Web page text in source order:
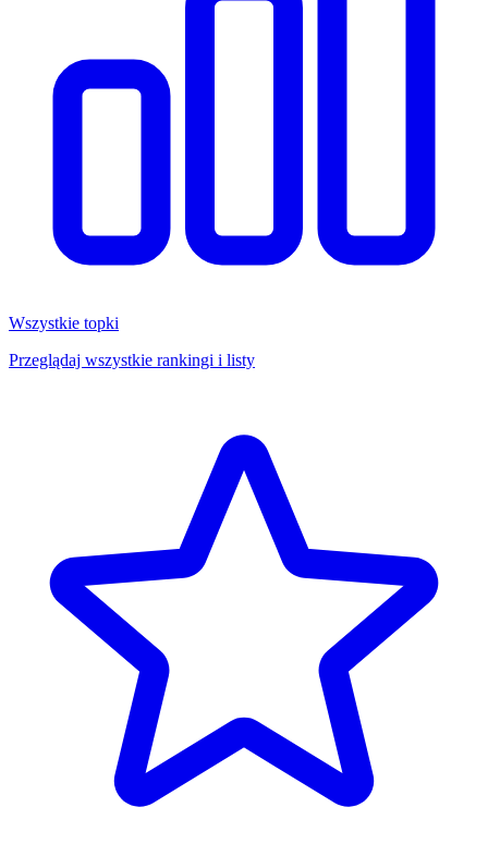
Wszystkie topki
Przeglądaj wszystkie rankingi i listy